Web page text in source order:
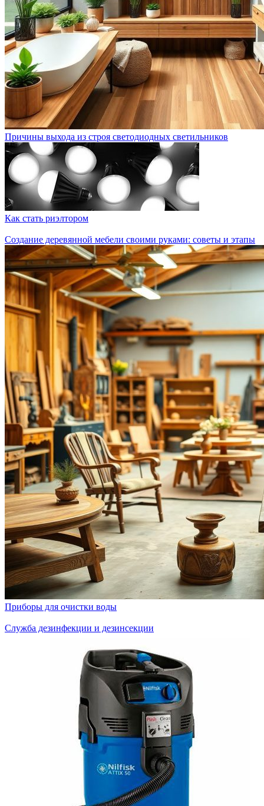
Причины выхода из строя светодиодных светильников
Как стать риэлтором
Создание деревянной мебели своими руками: советы и этапы
Приборы для очистки воды
Служба дезинфекции и дезинсекции